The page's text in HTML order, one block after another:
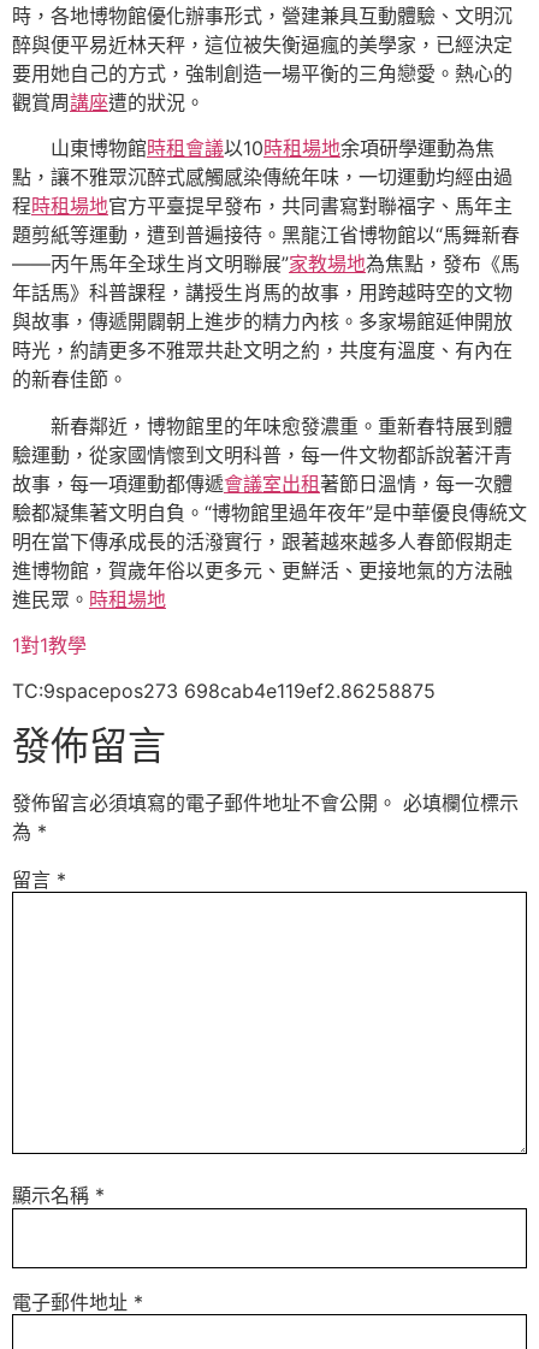
時，各地博物館優化辦事形式，營建兼具互動體驗、文明沉
醉與便平易近林天秤，這位被失衡逼瘋的美學家，已經決定
要用她自己的方式，強制創造一場平衡的三角戀愛。熱心的
觀賞周講座遭的狀況。
山東博物館時租會議以10時租場地余項研學運動為焦
點，讓不雅眾沉醉式感觸感染傳統年味，一切運動均經由過
程時租場地官方平臺提早發布，共同書寫對聯福字、馬年主
題剪紙等運動，遭到普遍接待。黑龍江省博物館以“馬舞新春
——丙午馬年全球生肖文明聯展”家教場地為焦點，發布《馬
年話馬》科普課程，講授生肖馬的故事，用跨越時空的文物
與故事，傳遞開闢朝上進步的精力內核。多家場館延伸開放
時光，約請更多不雅眾共赴文明之約，共度有溫度、有內在
的新春佳節。
新春鄰近，博物館里的年味愈發濃重。重新春特展到體
驗運動，從家國情懷到文明科普，每一件文物都訴說著汗青
故事，每一項運動都傳遞會議室出租著節日溫情，每一次體
驗都凝集著文明自負。“博物館里過年夜年”是中華優良傳統文
明在當下傳承成長的活潑實行，跟著越來越多人春節假期走
進博物館，賀歲年俗以更多元、更鮮活、更接地氣的方法融
進民眾。 時租場地
1對1教學
TC:9spacepos273 698cab4e119ef2.86258875
發佈留言
發佈留言必須填寫的電子郵件地址不會公開。 必填欄位標示
為 *
留言 *
顯示名稱 *
電子郵件地址 *